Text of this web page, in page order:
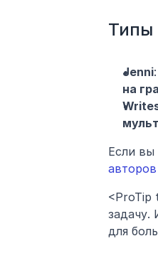
Типы
Jenni
на
Если вы
<ProTip
задачу.
для